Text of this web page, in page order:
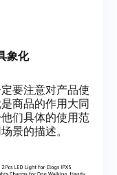
象化
要注意对产品使
商品的作用大同
们具体的使用范
景的描述。